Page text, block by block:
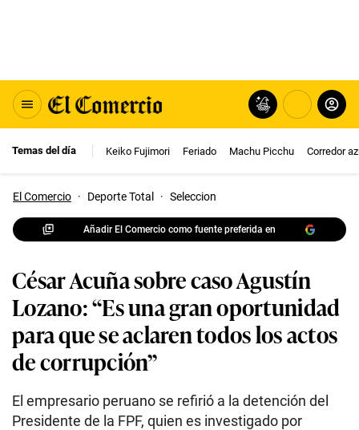
Temas del día Keiko Fujimori Feriado Machu Picchu Corredor
El Comercio · Deporte Total · Seleccion
Añadir El Comercio como fuente preferida en
César Acuña sobre caso Agustín
Lozano: “Es una gran oportunidad
para que se aclaren todos los actos
de corrupción”
El empresario peruano se refirió a la detención del
Presidente de la FPF, quien es investigado por